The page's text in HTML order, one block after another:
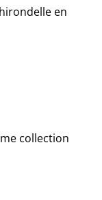
en
collection